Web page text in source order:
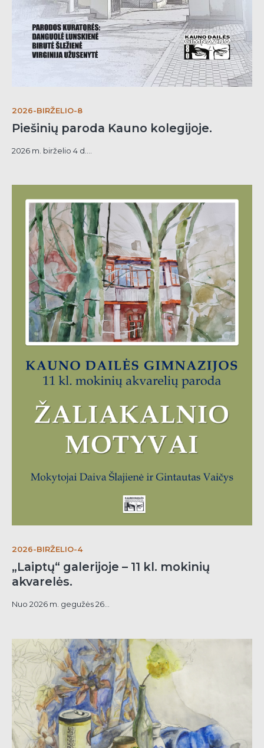
2026-BIRŽELIO-8
Piešinių paroda Kauno kolegijoje.
2026 m. birželio 4 d....
2026-BIRŽELIO-4
„Laiptų“ galerijoje – 11 kl. mokinių
akvarelės.
Nuo 2026 m. gegužės 26...